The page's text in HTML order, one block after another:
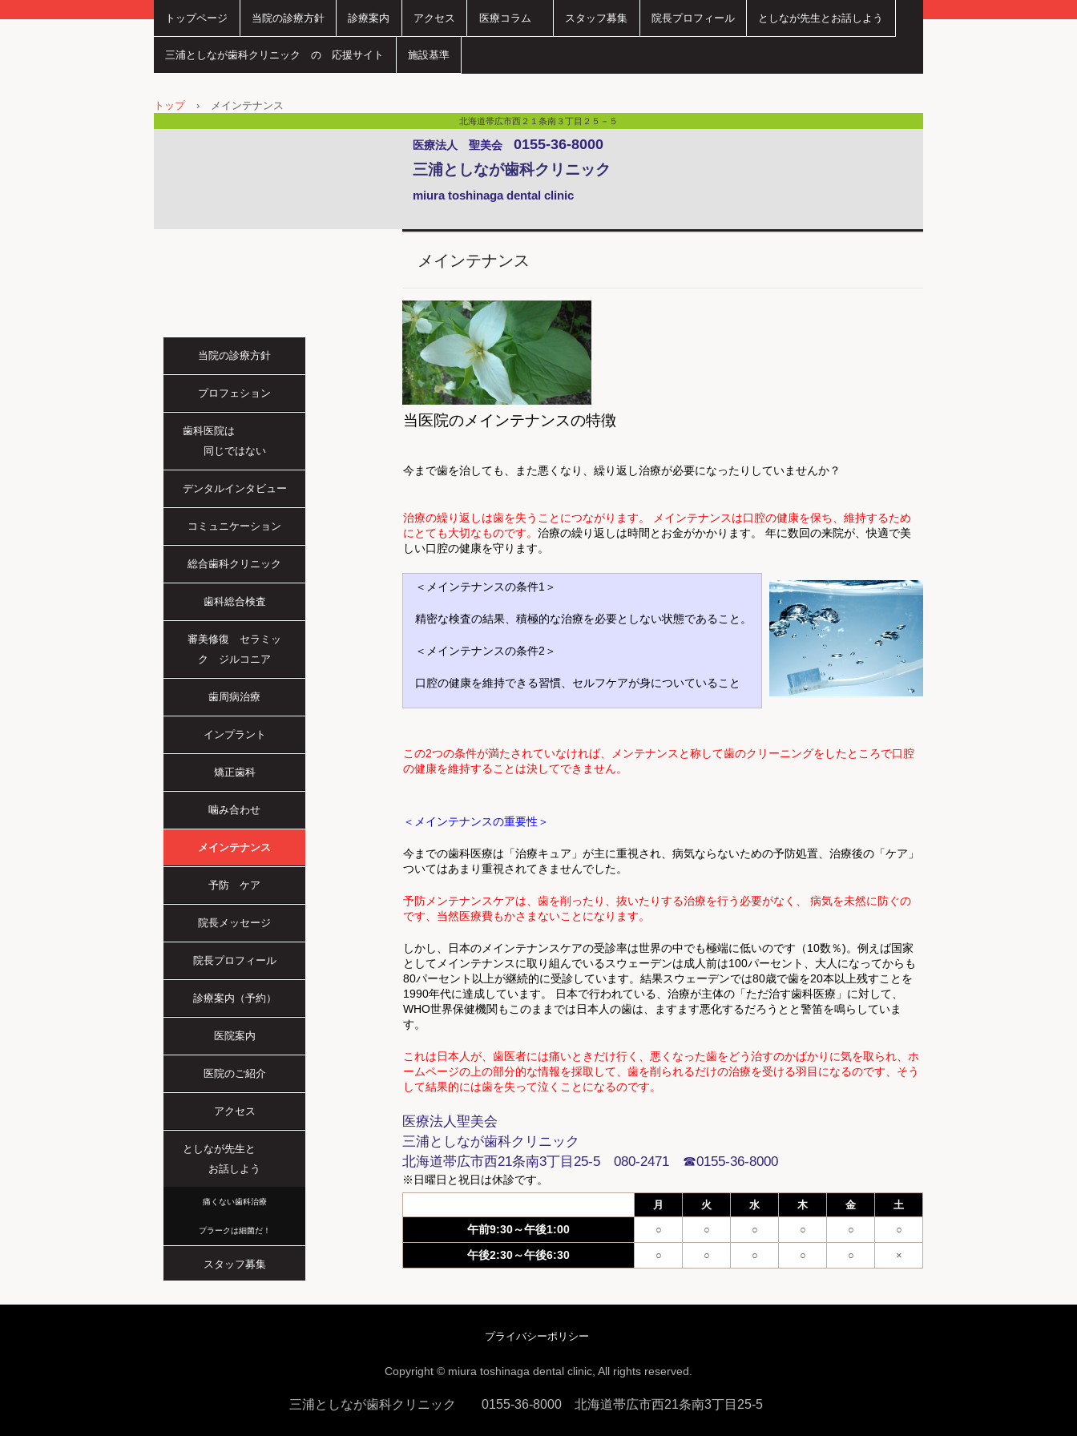
トップページ 当院の診療方針 診療案内 アクセス 医療コラム スタッフ募集 院長プロフィール としなが先生とお話しよう
三浦としなが歯科クリニック の 応援サイト 施設基準
トップ › メインテナンス
北海道帯広市西２１条南３丁目２５－５
医療法人 聖美会 0155-36-8000
三浦としなが歯科クリニック
miura toshinaga dental clinic
メインテナンス
当医院のメインテナンスの特徴
今まで歯を治しても、また悪くなり、繰り返し治療が必要になったりしていませんか？
治療の繰り返しは歯を失うことにつながります。 メインテナンスは口腔の健康を保ち、維持するため
にとても大切なものです。治療の繰り返しは時間とお金がかかります。 年に数回の来院が、快適で美
しい口腔の健康を守ります。
＜メインテナンスの条件1＞
精密な検査の結果、積極的な治療を必要としない状態であること。
＜メインテナンスの条件2＞
口腔の健康を維持できる習慣、セルフケアが身についていること
この2つの条件が満たされていなければ、メンテナンスと称して歯のクリーニングをしたところで口腔
の健康を維持することは決してできません。
＜メインテナンスの重要性＞
今までの歯科医療は「治療キュア」が主に重視され、病気ならないための予防処置、治療後の「ケア」
ついてはあまり重視されてきませんでした。
予防メンテナンスケアは、歯を削ったり、抜いたりする治療を行う必要がなく、 病気を未然に防ぐの
です、当然医療費もかさまないことになります。
しかし、日本のメインテナンスケアの受診率は世界の中でも極端に低いのです（10数％)。例えば国家
としてメインテナンスに取り組んでいるスウェーデンは成人前は100パーセント、大人になってからも
80パーセント以上が継続的に受診しています。結果スウェーデンでは80歳で歯を20本以上残すことを
1990年代に達成しています。 日本で行われている、治療が主体の「ただ治す歯科医療」に対して、
WHO世界保健機関もこのままでは日本人の歯は、ますます悪化するだろうとと警笛を鳴らしていま
す。
これは日本人が、歯医者には痛いときだけ行く、悪くなった歯をどう治すのかばかりに気を取られ、ホ
ームページの上の部分的な情報を採取して、歯を削られるだけの治療を受ける羽目になるのです、そう
して結果的には歯を失って泣くことになるのです。
医療法人聖美会
三浦としなが歯科クリニック
北海道帯広市西21条南3丁目25-5 080-2471 ☎0155-36-8000
※日曜日と祝日は休診です。
月 火 水 木 金 土
午前9:30～午後1:00 ○ ○ ○ ○ ○ ○
午後2:30～午後6:30 ○ ○ ○ ○ ○ ×
当院の診療方針
プロフェション
歯科医院は
同じではない
デンタルインタビュー
コミュニケーション
総合歯科クリニック
歯科総合検査
審美修復 セラミッ
ク ジルコニア
歯周病治療
インプラント
矯正歯科
噛み合わせ
メインテナンス
予防 ケア
院長メッセージ
院長プロフィール
診療案内（予約）
医院案内
医院のご紹介
アクセス
としなが先生と
お話しよう
痛くない歯科治療
プラークは細菌だ！
スタッフ募集
プライバシーポリシー
Copyright © miura toshinaga dental clinic, All rights reserved.
三浦としなが歯科クリニック 0155-36-8000 北海道帯広市西21条南3丁目25-5